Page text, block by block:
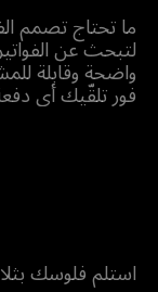
ما تحتاج تصمم
لتبحث عن
واضحة وقابلة
فور تلقّيك أي
استلم فلوسك